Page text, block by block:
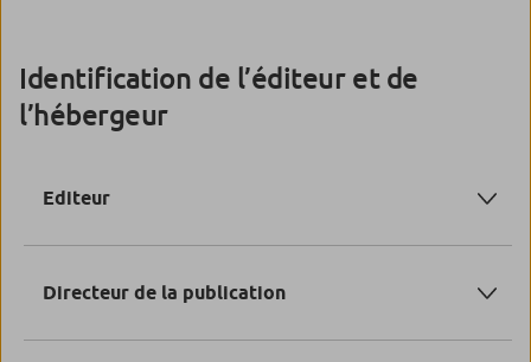
Identification de l’éditeur et de
l’hébergeur
Editeur
Banque coopérative régie par les articles L.512-85 et
Anonyme à Directoire et Conseil d’Orientation et de
Directeur de la publication